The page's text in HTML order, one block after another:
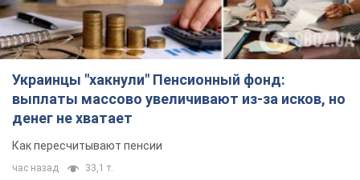
Украинцы "хакнули" Пенсионный фонд:
выплаты массово увеличивают из-за исков, но
денег не хватает
Как пересчитывают пенсии
час назад 33,1 т.